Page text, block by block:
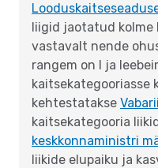
liigid jaotatud
vastavalt nende
rangem on I ja
kaitsekategooriasse
kehtestatakse
kaitsekategooria
keskkonnaministri
liikide elupaiku ja